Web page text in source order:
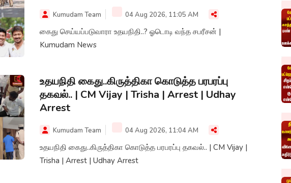
Kumudam Team 04 Aug 2026, 11:05 AM
கைது செய்யப்படுவாரா உதயநிதி..? ஓடொடி வந்த சபரீசன் |
Kumudam News
உதயநிதி கைது..கிருத்திகா கொடுத்த பரபரப்பு
தகவல்.. | CM Vijay | Trisha | Arrest | Udhay
Arrest
Kumudam Team 04 Aug 2026, 11:04 AM
உதயநிதி கைது..கிருத்திகா கொடுத்த பரபரப்பு தகவல்.. | CM Vijay |
Trisha | Arrest | Udhay Arrest